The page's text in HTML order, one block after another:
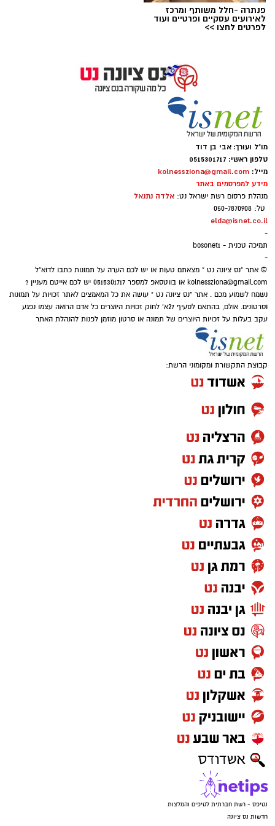
פנינה זיו- פרטי
פנינה זיו, חברת מועצת העיר נס ציונה, היוצאת,
מסכמת את "חווייותיה" בפוליטיקה המקומית...
אז ככה, רגע אחרי הבחירות ולמען הבריאות
הנפשית, יצאתי היום לטיול מתנדבות שי"לא
למתחם הנובה ועוטף עזה. פריחה בצהוב ונוף
פסטורלי, שכמעט מכסים על הסערה והמלחמה
ממש כמו בחיים הציבוריים בנס ציונה, אני שמה
מאחורי 5.5 שנים של פעילות כנבחרת ציבור. חברת
מועצה בקואליציה בראשות בוקסר. וועדות, מועצה,
דירקטוריון ופעילות קהילתית במגוון תחומים,
העשירו את עולמי ומילאו אותי סיפוק. בדרך בעיקר
בעטיה של הקורונה והמלחמה, העסק שלי בתחום
התיירות כמעט וקרס, הבאתי את יכותות הארגון
והזמן, לטובת יצירת חוסן חברתי והקמת מערך
תרומות והתנדבות בכל העיר לטובת התושבים
ולחיילים. פצועים ומפונים ולכל מי שצריך.
ועם זאת, לפני חצי שנה החלטתי לפרוש
מ"הירוקים" ולרוץ ברשימה עצמאית "ביחד-נס"
למועצת העיר. הצעות מגלית אבינועם ותומר תדהר,
נענו בשלילה מפני שסירבתי להיכנס לעימות הצפוי.
מחזר אחד (פוליטי, כן?!) ממש התעקש והביא אלי
שורה של אנשים לשכנע אותי ביושרתו וכוונתו לרוץ
עד הסוף. תוך אימוץ שם הסיעה, רכיבה על המנדט
שלי וקבלת העקרונות והערכים המנחים של
הרשימה שלנו.
חתמנו הסכם, ופרסמנו אודות החיבור של יגודה עם
ביחד-נס. ומאז, במשך חודשים, כולל שתי דחיות
של מועד הבחירות, חוויתי איומים, יחס משפיל
ואפילו, ברגעי השיא, הצעות לפרוש! לא הבנתי את
ההקשר, עד לפרסום התמיכה של יגודה הבוקסר.
ירושלמי.. מסתבר שהמפ"איניק (פעיל העבודה עם
בוז'י) עשה לי בית ספר...
פנתרה -חלל משותף ומרכז
לאירועים עסקיים ופרטיים ועוד
לפרטים לחצו >>
מו"ל ועורך: אבי בן דוד
טלפון ראשי: 0515301717
מייל: kolnessziona@gmail.com
מידע למפרסמים באתר
מנהלת פרסום רשת ישראל נט: אלדה נתנאל
טל: 050-7870908
elda@isnet.co.il
-
תמיכה טכנית - bosonet1
-
© אתר "נס ציונה נט " מצאתם טעות או יש לכם הערה על תמונות כתבו לדוא"ל
kolnessziona@gmail.com
או בווטסאפ למספר 0515301717 יש לכם אייטם מעניין ?
נשמח לשמוע מכם . אתר "נס ציונה נט " עושה את כל המאמצים לאתר זכויות על תמונות
וסרטונים. אולם, בהתאם לסעיף 27א' לחוק זכויות היוצרים כל אדם הרואה עצמו נפגע
עקב בעלות על זכויות היוצרים של תמונה או סרטון מוזמן לפנות להנהלת האתר
קבוצת התקשורת ומקומוני הרשת:
נטיפס - רשת חברתית לטיפים והמלצות
חדשות נס ציונה